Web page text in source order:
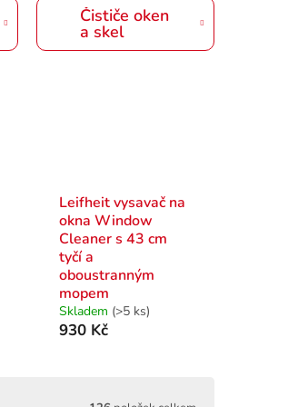
Čističe oken
a skel
Leifheit vysavač na
okna Window
Cleaner s 43 cm
tyčí a
oboustranným
mopem
Skladem (>5 ks)
930 Kč